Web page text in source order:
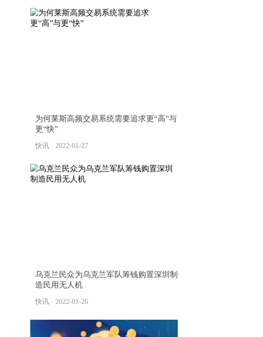
为何莱斯高频交易系统需要追求更“高”与
更“快”
快讯 · 2022-01-27
乌克兰民众为乌克兰军队筹钱购置深圳制
造民用无人机
快讯 · 2022-01-26